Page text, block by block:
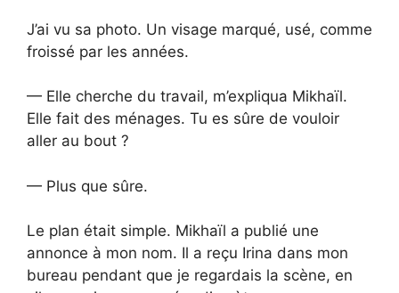
J’ai vu sa photo. Un visage marqué, usé, comme
froissé par les années.
— Elle cherche du travail, m’expliqua Mikhaïl.
Elle fait des ménages. Tu es sûre de vouloir
aller au bout ?
— Plus que sûre.
Le plan était simple. Mikhaïl a publié une
annonce à mon nom. Il a reçu Irina dans mon
bureau pendant que je regardais la scène, en